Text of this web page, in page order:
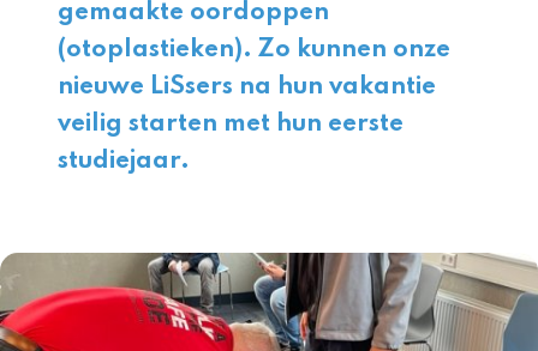
gemaakte oordoppen
(otoplastieken). Zo kunnen onze
nieuwe LiSsers na hun vakantie
veilig starten met hun eerste
studiejaar.